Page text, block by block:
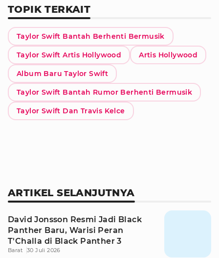
TOPIK TERKAIT
Taylor Swift Bantah Berhenti Bermusik
Taylor Swift Artis Hollywood Artis Hollywood
Album Baru Taylor Swift
Taylor Swift Bantah Rumor Berhenti Bermusik
Taylor Swift Dan Travis Kelce
ARTIKEL SELANJUTNYA
David Jonsson Resmi Jadi Black
Panther Baru, Warisi Peran
T'Challa di Black Panther 3
Barat 30 Juli 2026